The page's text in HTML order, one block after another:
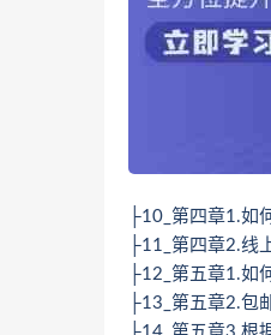
├10_第四章1.如
├11_第四章2.线
├12_第五章1.如
├13_第五章2.包